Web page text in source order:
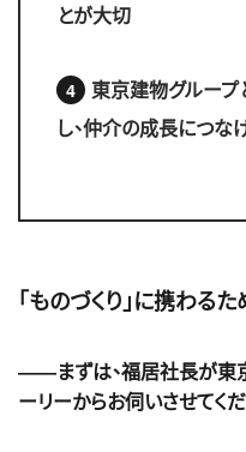
とが大切
東京建物グループ
し、仲介の成長につな
「ものづくり」に携わる
――まずは、福居社長が東
ーリーからお伺いさせてくだ